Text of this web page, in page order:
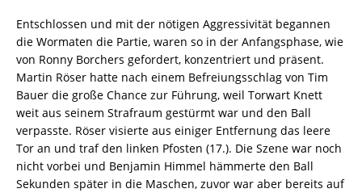
Entschlossen und mit der nötigen Aggressivität begannen
die Wormaten die Partie, waren so in der Anfangsphase, wie
von Ronny Borchers gefordert, konzentriert und präsent.
Martin Röser hatte nach einem Befreiungsschlag von Tim
Bauer die große Chance zur Führung, weil Torwart Knett
weit aus seinem Strafraum gestürmt war und den Ball
verpasste. Röser visierte aus einiger Entfernung das leere
Tor an und traf den linken Pfosten (17.). Die Szene war noch
nicht vorbei und Benjamin Himmel hämmerte den Ball
Sekunden später in die Maschen, zuvor war aber bereits auf